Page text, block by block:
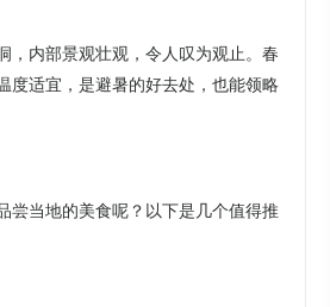
，内部景观壮观，令人叹为观止。春
度适宜，是避暑的好去处，也能领略
尝当地的美食呢？以下是几个值得推